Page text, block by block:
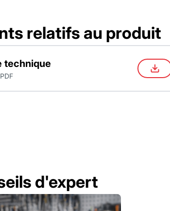
relatifs au produit
technique
d'expert